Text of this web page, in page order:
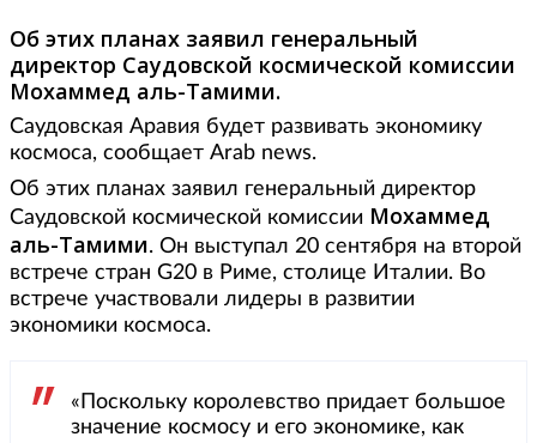
Об этих планах заявил генеральный
директор Саудовской космической комиссии
Мохаммед аль-Тамими.
Саудовская Аравия будет развивать экономику
космоса, сообщает Arab news.
Об этих планах заявил генеральный директор
Саудовской космической комиссии Мохаммед
аль-Тамими. Он выступал 20 сентября на второй
встрече стран G20 в Риме, столице Италии. Во
встрече участвовали лидеры в развитии
экономики космоса.
«Поскольку королевство придает большое
значение космосу и его экономике, как